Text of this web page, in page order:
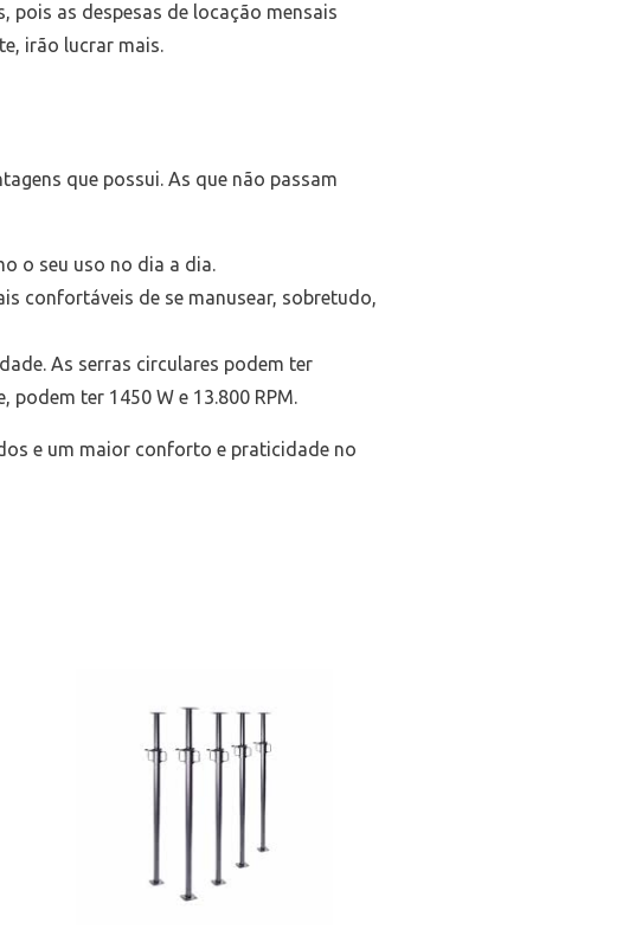
pois as despesas de locação mensais
irão lucrar mais.
que possui. As que não passam
o seu uso no dia a dia.
confortáveis de se manusear, sobretudo,
As serras circulares podem ter
ter 1450 W e 13.800 RPM.
e um maior conforto e praticidade no